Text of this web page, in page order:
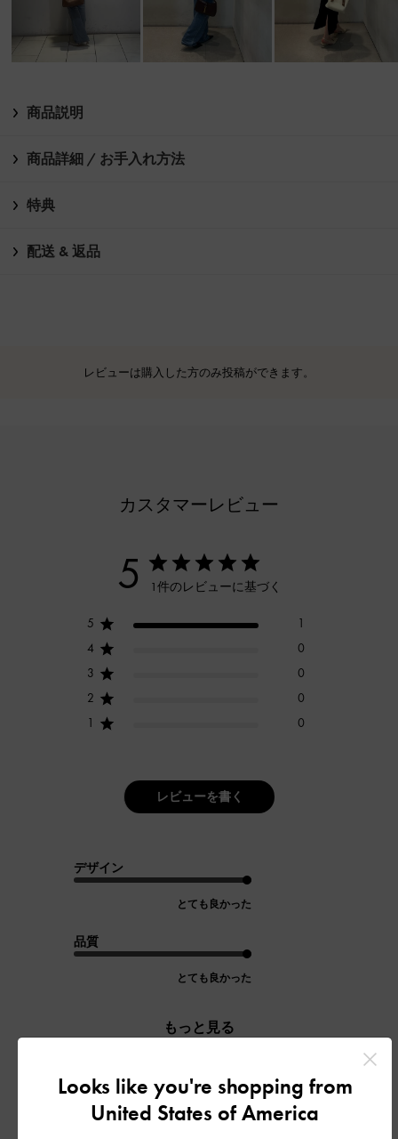
商品説明
商品詳細 / お手入れ方法
特典
配送 & 返品
レビューは購入した方のみ投稿ができます。
カスタマーレビュー
5 1件のレビューに基づく
5
1
4
0
3
0
2
0
1
0
レビューを書く
デザイン
とても良かった
品質
とても良かった
もっと見る
フィルター
並べ替え
Looks like you're shopping from
United States of America